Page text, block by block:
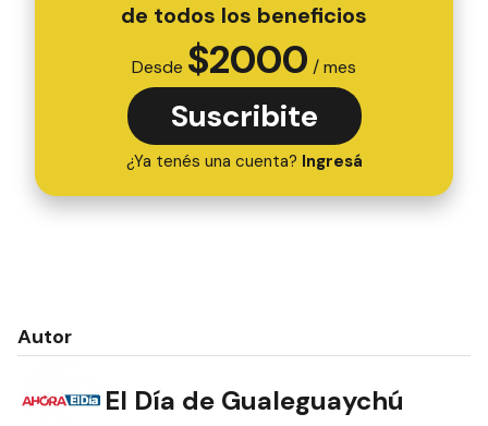
de todos los beneficios
Desde $2000 / mes
Suscribite
¿Ya tenés una cuenta? Ingresá
Autor
El Día de Gualeguaychú